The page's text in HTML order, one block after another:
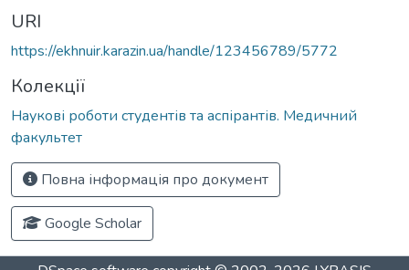
URI
https://ekhnuir.karazin.ua/handle/123456789/5772
Колекції
Наукові роботи студентів та аспірантів. Медичний
факультет
Повна інформація про документ
Google Scholar